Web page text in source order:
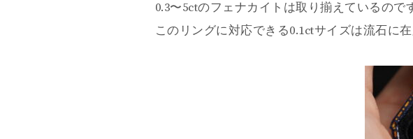
0.3〜5ctのフェナカイトは取り揃えているので
このリングに対応できる0.1ctサイズは流石に在